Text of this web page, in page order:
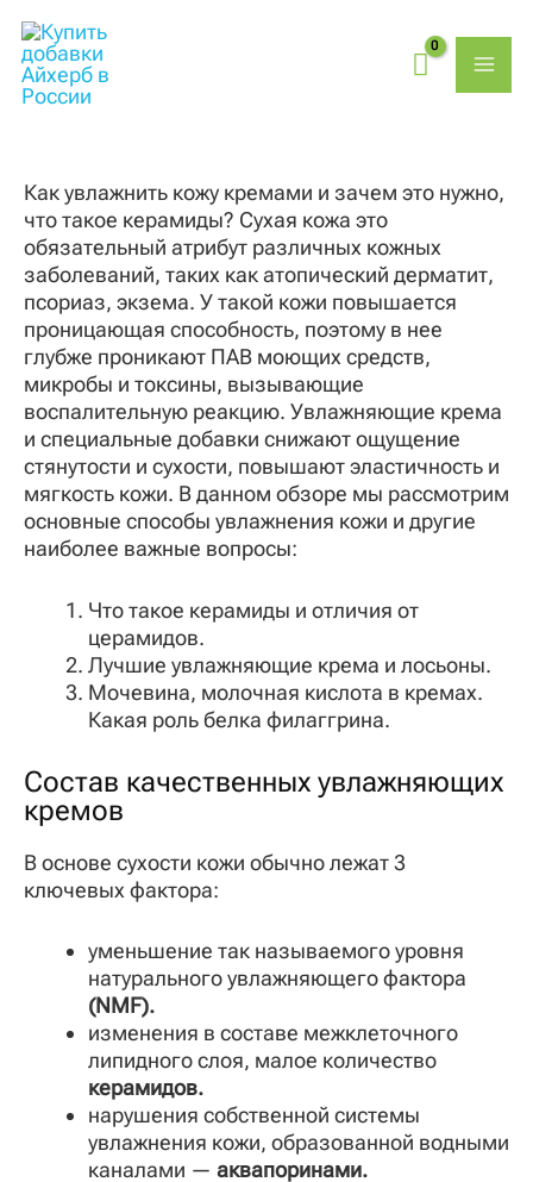
содержимому
Как увлажнить кожу кремами и зачем это нужно,
что такое керамиды? Сухая кожа это
обязательный атрибут различных кожных
заболеваний, таких как атопический дерматит,
псориаз, экзема. У такой кожи повышается
проницающая способность, поэтому в нее
глубже проникают ПАВ моющих средств,
микробы и токсины, вызывающие
воспалительную реакцию. Увлажняющие крема
и специальные добавки снижают ощущение
стянутости и сухости, повышают эластичность и
мягкость кожи. В данном обзоре мы рассмотрим
основные способы увлажнения кожи и другие
наиболее важные вопросы:
Что такое керамиды и отличия от
церамидов.
Лучшие увлажняющие крема и лосьоны.
Мочевина, молочная кислота в кремах.
Какая роль белка филаггрина.
Состав качественных увлажняющих
кремов
В основе сухости кожи обычно лежат 3
ключевых фактора:
уменьшение так называемого уровня
натурального увлажняющего фактора
(NMF).
изменения в составе межклеточного
липидного слоя, малое количество
керамидов.
нарушения собственной системы
увлажнения кожи, образованной водными
каналами — аквапоринами.